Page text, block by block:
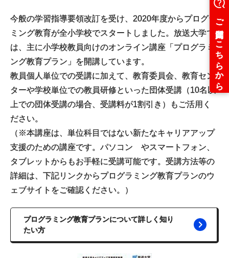
今般の学習指導要領改訂を受け、2020年度からプログラ
ミング教育が全小学校でスタートしました。放送大学で
は、主に小学校教員向けのオンライン講座「プログラミ
ング教育プラン」を開講しています。
教員個人単位での受講に加えて、教育委員会、教育セン
ターや学校単位での教員研修といった団体受講（10名以
上での団体受講の場合、受講料が1割引き）もご活用く
ださい。
（※本講座は、単位科目ではない新たなキャリアアップ
支援のための講座です。パソコン やスマートフォン、
タブレットからもお手軽に受講可能です。受講方法等の
詳細は、下記リンクからプログラミング教育プランのウ
ェブサイトをご確認ください。）
プログラミング教育プランについて詳しく知り
たい方